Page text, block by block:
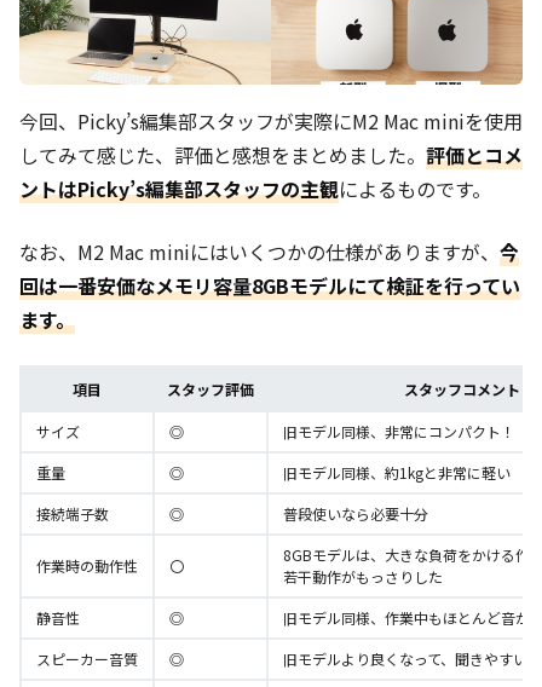
今回、Picky’s編集部スタッフが実際にM2 Mac miniを使用
してみて感じた、評価と感想をまとめました。 評価とコメ
ントはPicky’s編集部スタッフの主観によるものです。
なお、M2 Mac miniにはいくつかの仕様がありますが、 今
回は一番安価なメモリ容量8GBモデルにて検証を行ってい
ます。
項目 スタッフ評価 スタッフコメント
サイズ ◎
旧モデル同様、非常にコンパクト！
重量
◎
旧モデル同様、約1kgと非常に軽い
接続端子数
◎ 普段使いなら必要十分
作業時の動作性 〇
8GBモデルは、大きな負荷をかける作
若干動作がもっさりした
静音性
◎
旧モデル同様、作業中もほとんど音が
スピーカー音質
◎ 旧モデルより良くなって、聞きやすい